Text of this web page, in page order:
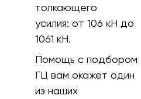
толкающего
усилия:от 106 кH до
1061 кН.
Помощь с подбором
ГЦ вам окажет один
из наших